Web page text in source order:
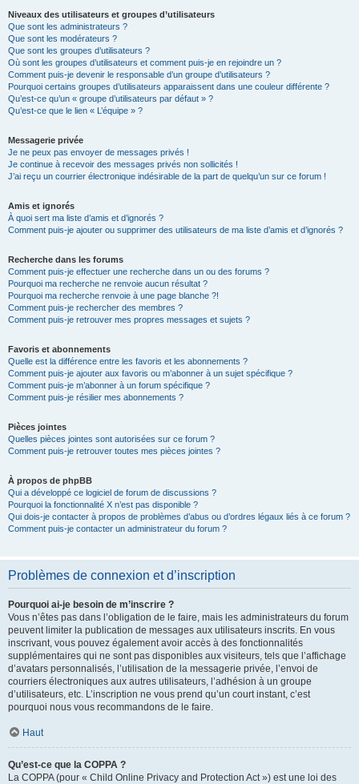
Niveaux des utilisateurs et groupes d’utilisateurs
Que sont les administrateurs ?
Que sont les modérateurs ?
Que sont les groupes d’utilisateurs ?
Où sont les groupes d’utilisateurs et comment puis-je en rejoindre un ?
Comment puis-je devenir le responsable d’un groupe d’utilisateurs ?
Pourquoi certains groupes d’utilisateurs apparaissent dans une couleur différente ?
Qu’est-ce qu’un « groupe d’utilisateurs par défaut » ?
Qu’est-ce que le lien « L’équipe » ?
Messagerie privée
Je ne peux pas envoyer de messages privés !
Je continue à recevoir des messages privés non sollicités !
J’ai reçu un courrier électronique indésirable de la part de quelqu’un sur ce forum !
Amis et ignorés
À quoi sert ma liste d’amis et d’ignorés ?
Comment puis-je ajouter ou supprimer des utilisateurs de ma liste d’amis et d’ignorés ?
Recherche dans les forums
Comment puis-je effectuer une recherche dans un ou des forums ?
Pourquoi ma recherche ne renvoie aucun résultat ?
Pourquoi ma recherche renvoie à une page blanche ?!
Comment puis-je rechercher des membres ?
Comment puis-je retrouver mes propres messages et sujets ?
Favoris et abonnements
Quelle est la différence entre les favoris et les abonnements ?
Comment puis-je ajouter aux favoris ou m’abonner à un sujet spécifique ?
Comment puis-je m’abonner à un forum spécifique ?
Comment puis-je résilier mes abonnements ?
Pièces jointes
Quelles pièces jointes sont autorisées sur ce forum ?
Comment puis-je retrouver toutes mes pièces jointes ?
À propos de phpBB
Qui a développé ce logiciel de forum de discussions ?
Pourquoi la fonctionnalité X n’est pas disponible ?
Qui dois-je contacter à propos de problèmes d’abus ou d’ordres légaux liés à ce forum ?
Comment puis-je contacter un administrateur du forum ?
Problèmes de connexion et d’inscription
Pourquoi ai-je besoin de m’inscrire ?
Vous n’êtes pas dans l’obligation de le faire, mais les administrateurs du forum
peuvent limiter la publication de messages aux utilisateurs inscrits. En vous
inscrivant, vous pouvez également avoir accès à des fonctionnalités
supplémentaires qui ne sont pas disponibles aux visiteurs, tels que l’affichage
d’avatars personnalisés, l’utilisation de la messagerie privée, l’envoi de
courriers électroniques aux autres utilisateurs, l’adhésion à un groupe
d’utilisateurs, etc. L’inscription ne vous prend qu’un court instant, c’est
pourquoi nous vous recommandons de le faire.
Haut
Qu’est-ce que la COPPA ?
La COPPA (pour « Child Online Privacy and Protection Act ») est une loi des